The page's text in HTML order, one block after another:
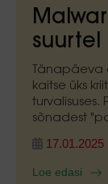
Tänapäeva
kaitse üks
turvalisuses.
sõnadest
17.01.2025
Loe edasi